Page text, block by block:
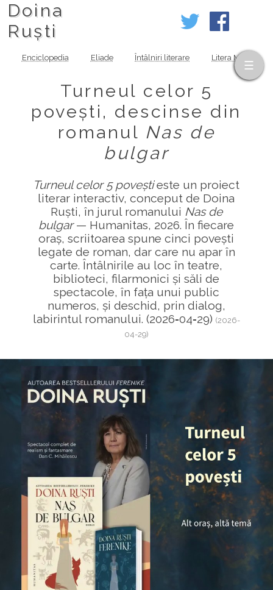
Doina
Ruști
Enciclopedia Eliade Întâlniri literare Litera MOV
Turneul celor 5
povești, descinse din
romanul Nas de
bulgar
Turneul celor 5 poveștieste un proiect
literar interactiv, conceput de Doina
Ruști, în jurul romanului Nas de
bulgar— Humanitas, 2026. În fiecare
oraș, scriitoarea spune cinci povești
legate de roman, dar care nu apar în
carte. Întâlnirile au loc în teatre,
biblioteci, filarmonici și săli de
spectacole, în fața unui public
numeros, și deschid, prin dialog,
labirintul romanului. (2026‑04‑29) (2026-
04-29)